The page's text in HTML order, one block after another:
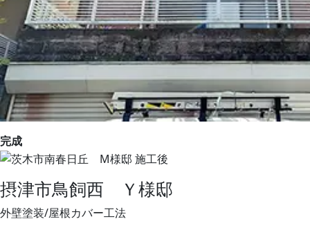
完成
摂津市鳥飼西 Ｙ様邸
外壁塗装/屋根カバー工法